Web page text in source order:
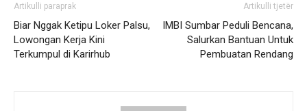
Artikulli paraprak
Biar Nggak Ketipu Loker Palsu,
Lowongan Kerja Kini
Terkumpul di Karirhub
Artikulli tjetër
IMBI Sumbar Peduli Bencana,
Salurkan Bantuan Untuk
Pembuatan Rendang